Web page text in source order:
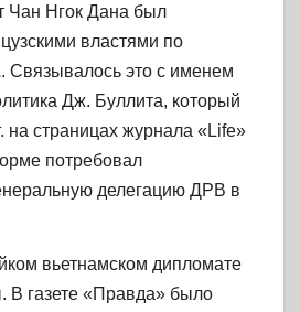
Чан Нгок Дана был
властями по
это с именем
Дж. Буллита, который
на страницах журнала «Life»
потребовал
делегацию ДРВ в
вьетнамском дипломате
В газете «Правда» было